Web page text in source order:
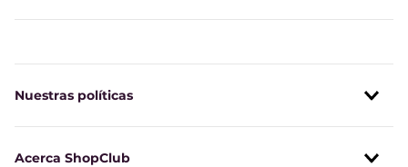
Nuestras políticas
Acerca ShopClub